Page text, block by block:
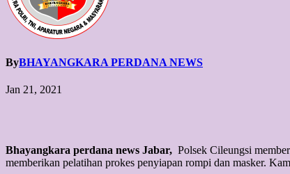
ByBHAYANGKARA PERDANA NEWS
Jan 21, 2021
Bhayangkara perdana news Jabar, Polsek Cileungsi
memberikan pelatihan prokes penyiapan rompi dan masker.